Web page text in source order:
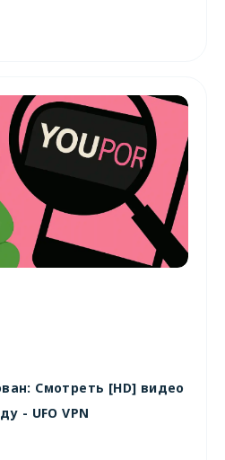
Смотреть [HD] видео
- UFO VPN